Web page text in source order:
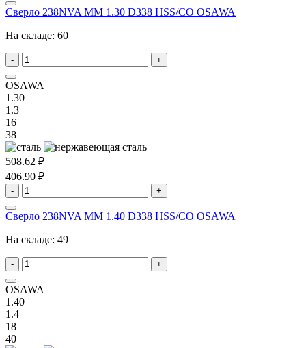
Сверло 238NVA MM 1.30 D338 HSS/CO OSAWA
На складе: 60
- +
OSAWA
1.30
1.3
16
38
508.62 ₽
406.90 ₽
- +
Сверло 238NVA MM 1.40 D338 HSS/CO OSAWA
На складе: 49
- +
OSAWA
1.40
1.4
18
40